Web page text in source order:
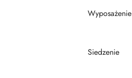
Wyposażenie
Siedzenie